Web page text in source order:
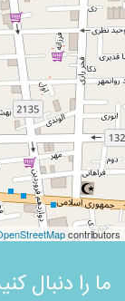
contributors
ما را دنبال